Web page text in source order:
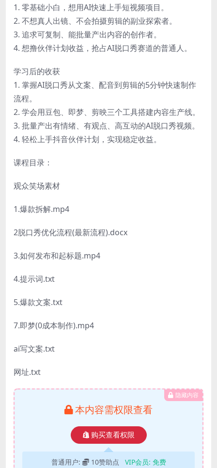
1. 零基础小白，想用AI快速上手短视频项目。
2. 不想真人出镜、不会拍摄剪辑的副业探索者。
3. 追求可复制、能批量产出内容的创作者。
4. 想撸伙伴计划收益，抢占AI脱口秀赛道的普通人。
学习后的收获
1. 掌握AI脱口秀从文案、配音到剪辑的5分钟快速制作
流程。
2. 学会用豆包、即梦、剪映三个工具搭建内容生产线。
3. 批量产出有情绪、有观点、高互动的AI脱口秀视频。
4. 轻松上手抖音伙伴计划，实现稳定收益。
课程目录：
观众笑场素材
1.爆款拆解.mp4
2脱口秀优化流程(最新流程).docx
3.如何发布和起标题.mp4
4.提示词.txt
5.爆款文案.txt
7.即梦(0成本制作).mp4
ai写文案.txt
网址.txt
隐藏内容
本内容需权限查看
购买查看权限
普通用户: 10赞助点 VIP会员: 免费